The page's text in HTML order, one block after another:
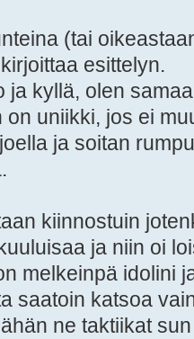
(tai
esittelyn.
ja kyllä, olen
on uniikki, jos ei
ja soitan
kiinnostuin
ja niin oi
melkeinpä idolini
saatoin katsoa
ne taktiikat